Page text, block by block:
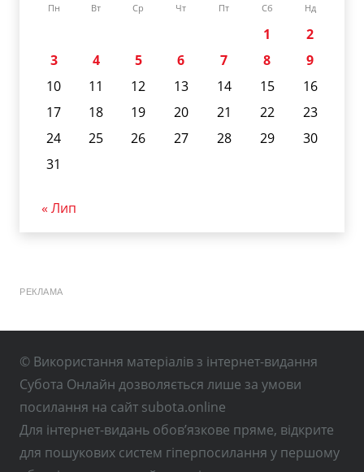
Пн Вт Ср Чт Пт Сб Нд
1
2
3
4 5 6 7 8
9
10
11 12 13 14 15
16
17
18 19 20 21 22
23
24
25 26 27 28 29
30
31
« Лип
РЕКЛАМА
© Використання матеріалів з інтернет-видання
Субота Онлайн дозволяється лише за умови
посилання на сайт subota.online
Для інтернет-видань обов’язкове пряме, відкрите
для пошукових систем гіперпосилання у першому